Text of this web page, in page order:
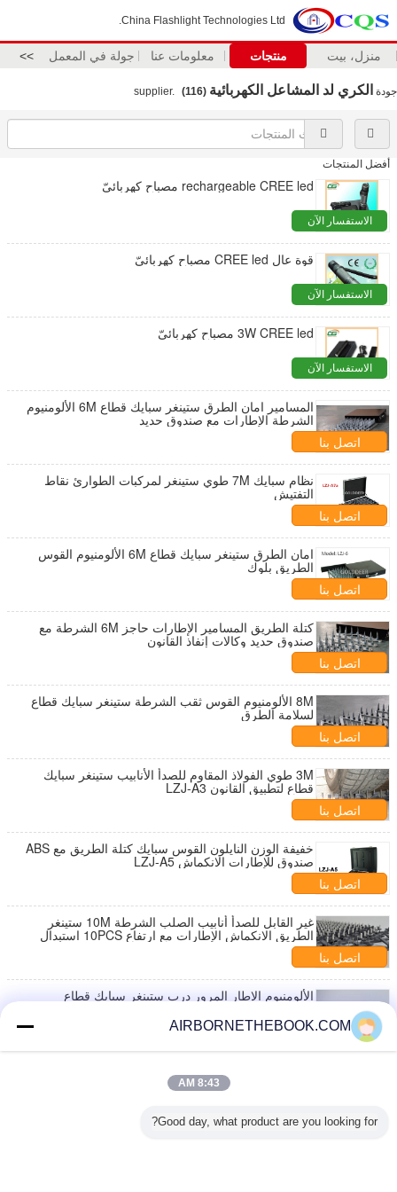
China Flashlight Technologies Ltd.
منزل، بيت منتجات معلومات عنا جولة في المعمل >>
جودة الكري لد المشاعل الكهربائية (116)
أفضل المنتجات
rechargeable CREE led مصباح كهربائيّ
الاستفسار الآن
قوة عال CREE led مصباح كهربائيّ
الاستفسار الآن
3W CREE led مصباح كهربائيّ
الاستفسار الآن
المسامير امان الطرق ستينغر سبايك قطاع 6M الألومنيوم
الشرطة الإطارات مع صندوق حديد
اتصل بنا
نظام سبايك 7M طوي ستينغر لمركبات الطوارئ نقاط
التفتيش
اتصل بنا
امان الطرق ستينغر سبايك قطاع 6M الألومنيوم القوس
الطريق بلوك
اتصل بنا
كتلة الطريق المسامير الإطارات حاجز 6M الشرطة مع
صندوق حديد وكالات إنفاذ القانون
اتصل بنا
8M الألومنيوم القوس ثقب الشرطة ستينغر سبايك قطاع
لسلامة الطرق
اتصل بنا
3M طوي الفولاذ المقاوم للصدأ الأنابيب ستينغر سبايك
قطاع لتطبيق القانون LZJ-A3
اتصل بنا
خفيفة الوزن النايلون القوس سبايك كتلة الطريق مع ABS
صندوق للإطارات الانكماش LZJ-A5
اتصل بنا
غير القابل للصدأ أنابيب الصلب الشرطة 10M ستينغر
الطريق الانكماش الإطارات مع ارتفاع 10PCS استبدال
اتصل بنا
الألومنيوم الإطار المرور درب ستينغر سبايك قطاع
اتصل بنا
صندوق الطوارئ الحل LZJ-A7B
AIRBORNETHEBOOK.COM
8:43 AM
Good day, what product are you looking for?